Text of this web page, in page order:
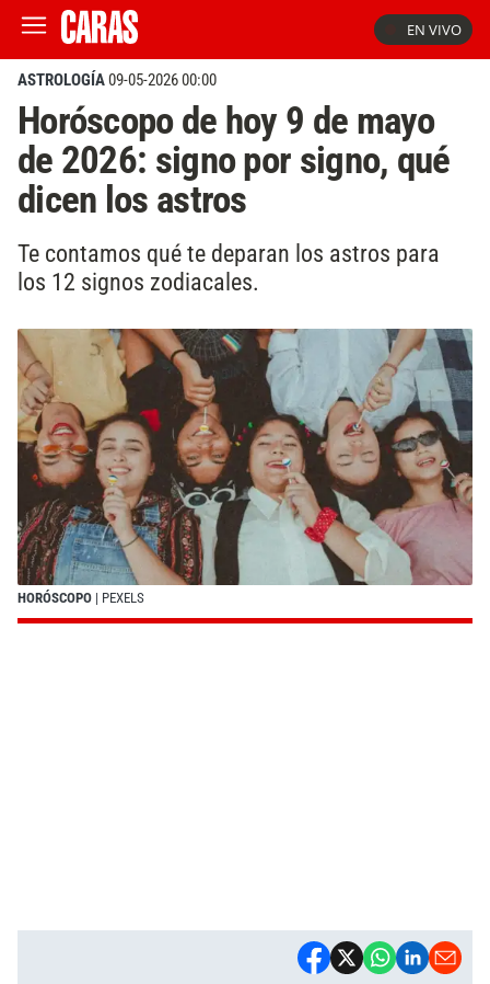
EN VIVO
ASTROLOGÍA09-05-2026 00:00
Horóscopo de hoy 9 de mayo
de 2026: signo por signo, qué
dicen los astros
Te contamos qué te deparan los astros para
los 12 signos zodiacales.
HORÓSCOPO | PEXELS